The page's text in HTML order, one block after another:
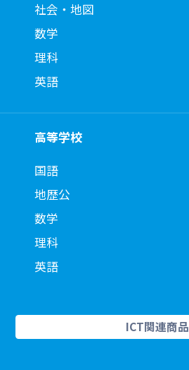
社会・地図
数学
理科
英語
高等学校
国語
地歴公
数学
理科
英語
ICT関連商品